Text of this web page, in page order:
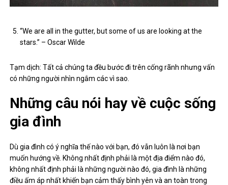
“We are all in the gutter, but some of us are looking at the
stars.” – Oscar Wilde
Tạm dịch: Tất cả chúng ta đều bước đi trên cống rãnh nhưng vấn
có những người nhìn ngắm các vì sao.
Những câu nói hay về cuộc sống
gia đình
Dù gia đình có ý nghĩa thế nào với bạn, đó vẫn luôn là nơi bạn
muốn hướng về. Không nhất định phải là một địa điểm nào đó,
không nhất định phải là những người nào đó, gia đình là những
điều ấm áp nhất khiến bạn cảm thấy bình yên và an toàn trong